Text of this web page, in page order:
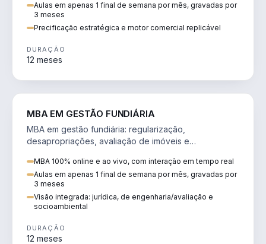
Aulas em apenas 1 final de semana por mês, gravadas por
3 meses
Precificação estratégica e motor comercial replicável
DURAÇÃO
12 meses
MBA EM GESTÃO FUNDIÁRIA
MBA em gestão fundiária: regularização,
desapropriações, avaliação de imóveis e
MBA 100% online e ao vivo, com interação em tempo real
Aulas em apenas 1 final de semana por mês, gravadas por
3 meses
Visão integrada: jurídica, de engenharia/avaliação e
socioambiental
DURAÇÃO
12 meses